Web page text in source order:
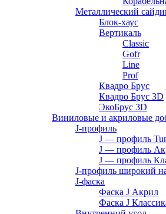
Металлический
Блок-хаус
Вертикаль
Classic
Gofr
Line
Prof
Квадро Брус
Квадро Брус 3D
ЭкоБрус 3D
Виниловые и акриловые
J-профиль
J — профиль
J — профиль
J — профиль
J-профиль широкий
J-фаска
Фаска J Акрил
Фаска J